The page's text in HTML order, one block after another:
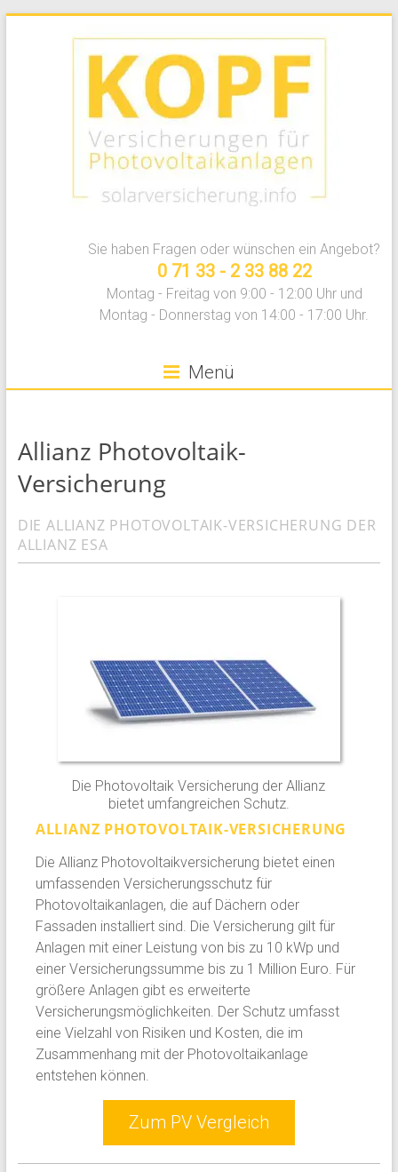
Photovoltaikversicherung
vergleichen
Sie haben Fragen oder wünschen ein Angebot?
0 71 33 - 2 33 88 22
Montag - Freitag von 9:00 - 12:00 Uhr und
Montag - Donnerstag von 14:00 - 17:00 Uhr.
Menü
Allianz Photovoltaik-
Versicherung
DIE ALLIANZ PHOTOVOLTAIK-VERSICHERUNG DER
ALLIANZ ESA
Die Photovoltaik Versicherung der Allianz
bietet umfangreichen Schutz.
ALLIANZ PHOTOVOLTAIK-VERSICHERUNG
Die Allianz Photovoltaikversicherung bietet einen
umfassenden Versicherungsschutz für
Photovoltaikanlagen, die auf Dächern oder
Fassaden installiert sind. Die Versicherung gilt für
Anlagen mit einer Leistung von bis zu 10 kWp und
einer Versicherungssumme bis zu 1 Million Euro. Für
größere Anlagen gibt es erweiterte
Versicherungsmöglichkeiten. Der Schutz umfasst
eine Vielzahl von Risiken und Kosten, die im
Zusammenhang mit der Photovoltaikanlage
entstehen können.
Zum PV Vergleich